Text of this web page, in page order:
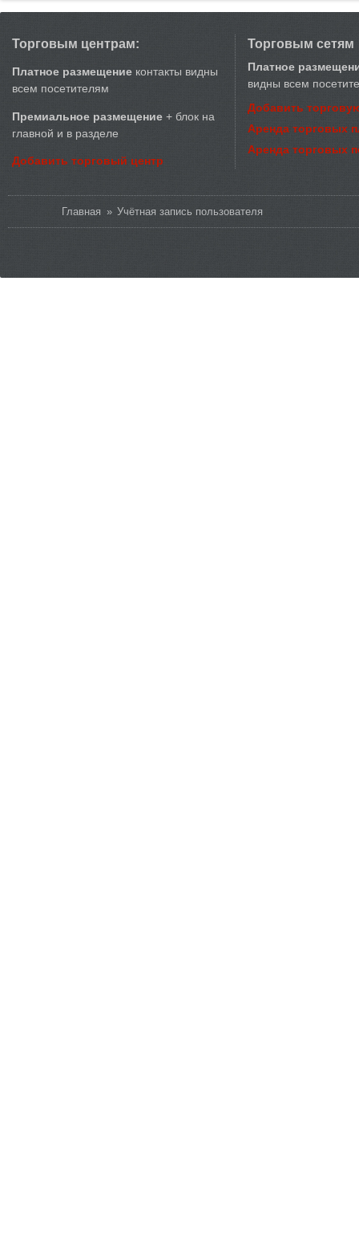
Торговым центрам:
Платное размещение контакты видны
всем посетителям
Премиальное размещение + блок на
главной и в разделе
Добавить торговый центр
Торговым сетям
Платное
видны всем
Добавить
Аренда торговых
Аренда торговых
Главная » Учётная запись пользователя